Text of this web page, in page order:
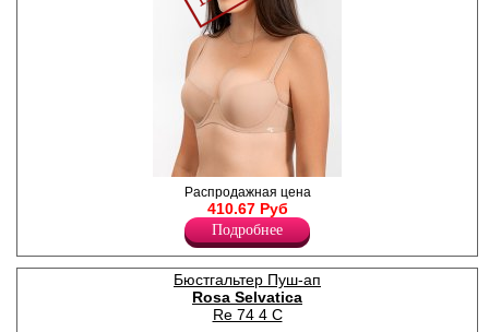
Бюстгальтер балконет с
формованными чашечками
Push up (паралоновый
наполнитель). Форма
эргономичная,
приподнимающая грудь
снизу, создающая открытое
наполненное декольте с
горизонтальной линией.
Распродажная цена
410.67 Руб
Подробнее
Бюстгальтер Пуш-ап
Rosa Selvatica
Re 74 4 C